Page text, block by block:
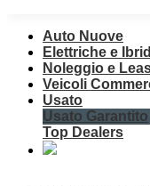
Auto Nuove
Elettriche e
Noleggio e
Veicoli
Usato
Usato Garantito
Top Dealers